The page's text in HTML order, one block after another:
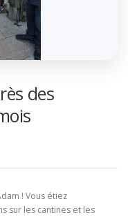
des
! Vous étiez
sur les cantines et les